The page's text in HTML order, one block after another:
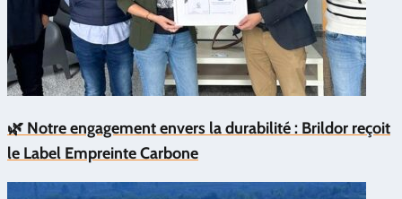
🌿 Notre engagement envers la durabilité : Brildor reçoit
le Label Empreinte Carbone